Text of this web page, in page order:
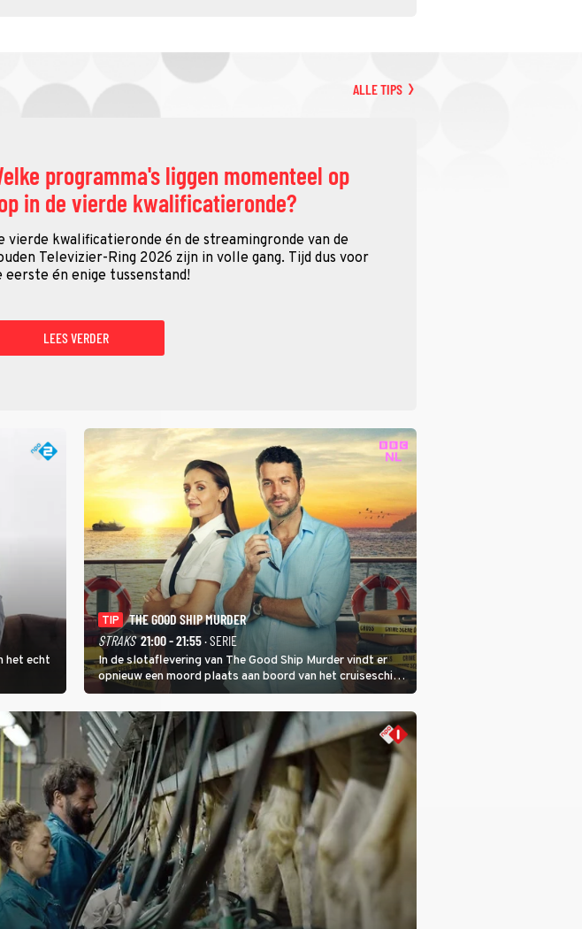
ALLE TIPS
programma's liggen momenteel op
in de vierde kwalificatieronde?
vierde kwalificatieronde én de streamingronde van de
Televizier-Ring 2026 zijn in volle gang. Tijd dus voor
eerste én enige tussenstand!
LEES VERDER
het echt
TIP
THE GOOD SHIP MURDER
STRAKS 21:00 - 21:55· SERIE
In de slotaflevering van The Good Ship Murder vindt er
opnieuw een moord plaats aan boord van het cruiseschip,
waarbij dit keer een bemanningslid het slachtoffer is en
kapitein Marlowe de dader lijkt te zijn.